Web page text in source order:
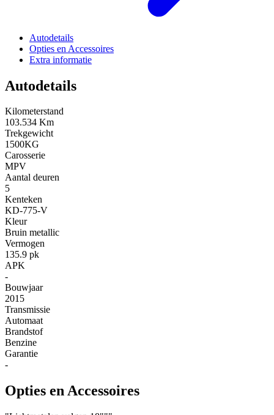
Autodetails
Opties en Accessoires
Extra informatie
Autodetails
Kilometerstand
103.534 Km
Trekgewicht
1500KG
Carosserie
MPV
Aantal deuren
5
Kenteken
KD-775-V
Kleur
Bruin metallic
Vermogen
135.9 pk
APK
-
Bouwjaar
2015
Transmissie
Automaat
Brandstof
Benzine
Garantie
-
Opties en Accessoires